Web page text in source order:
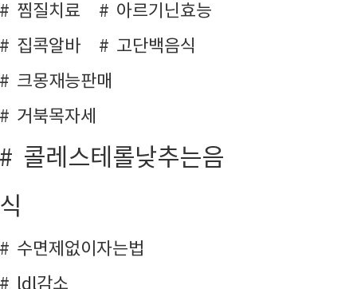
찜질치료
아르기닌효능
집콕알바
고단백음식
크몽재능판매
거북목자세
콜레스테롤낮추는음
식
수면제없이자는법
ldl감소